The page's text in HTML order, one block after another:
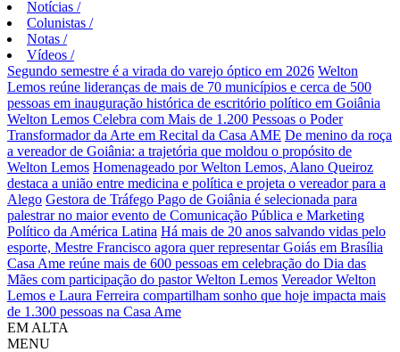
Notícias /
Colunistas /
Notas /
Vídeos /
Segundo semestre é a virada do varejo óptico em 2026 Welton
Lemos reúne lideranças de mais de 70 municípios e cerca de 500
pessoas em inauguração histórica de escritório político em Goiânia
Welton Lemos Celebra com Mais de 1.200 Pessoas o Poder
Transformador da Arte em Recital da Casa AME De menino da roça
a vereador de Goiânia: a trajetória que moldou o propósito de
Welton Lemos Homenageado por Welton Lemos, Alano Queiroz
destaca a união entre medicina e política e projeta o vereador para a
Alego Gestora de Tráfego Pago de Goiânia é selecionada para
palestrar no maior evento de Comunicação Pública e Marketing
Político da América Latina Há mais de 20 anos salvando vidas pelo
esporte, Mestre Francisco agora quer representar Goiás em Brasília
Casa Ame reúne mais de 600 pessoas em celebração do Dia das
Mães com participação do pastor Welton Lemos Vereador Welton
Lemos e Laura Ferreira compartilham sonho que hoje impacta mais
de 1.300 pessoas na Casa Ame
EM ALTA
MENU